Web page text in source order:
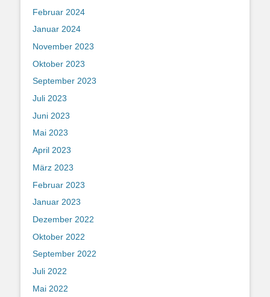
Februar 2024
Januar 2024
November 2023
Oktober 2023
September 2023
Juli 2023
Juni 2023
Mai 2023
April 2023
März 2023
Februar 2023
Januar 2023
Dezember 2022
Oktober 2022
September 2022
Juli 2022
Mai 2022